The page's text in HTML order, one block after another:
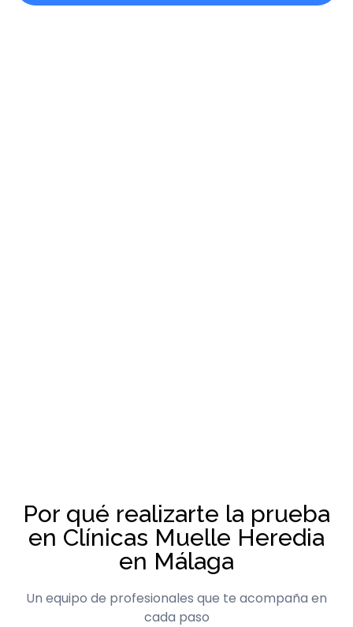
Por qué realizarte la prueba
en Clínicas Muelle Heredia
en Málaga
Un equipo de profesionales que te acompaña en
cada paso